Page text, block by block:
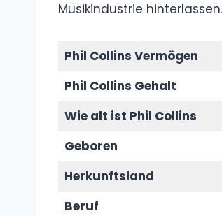
Musikindustrie hinterlassen.
Phil Collins Vermögen
Phil Collins Gehalt
Wie alt ist Phil Collins
Geboren
Herkunftsland
Beruf